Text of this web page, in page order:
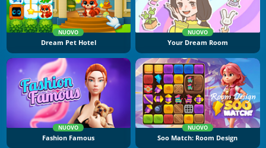
NUOVO
Dream Pet Hotel
NUOVO
Your Dream Room
NUOVO
Fashion Famous
NUOVO
Soo Match: Room Design